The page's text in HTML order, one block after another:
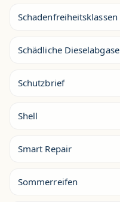
Schadenfreiheitsklassen
Schädliche Dieselabgase
Schutzbrief
Shell
Smart Repair
Sommerreifen